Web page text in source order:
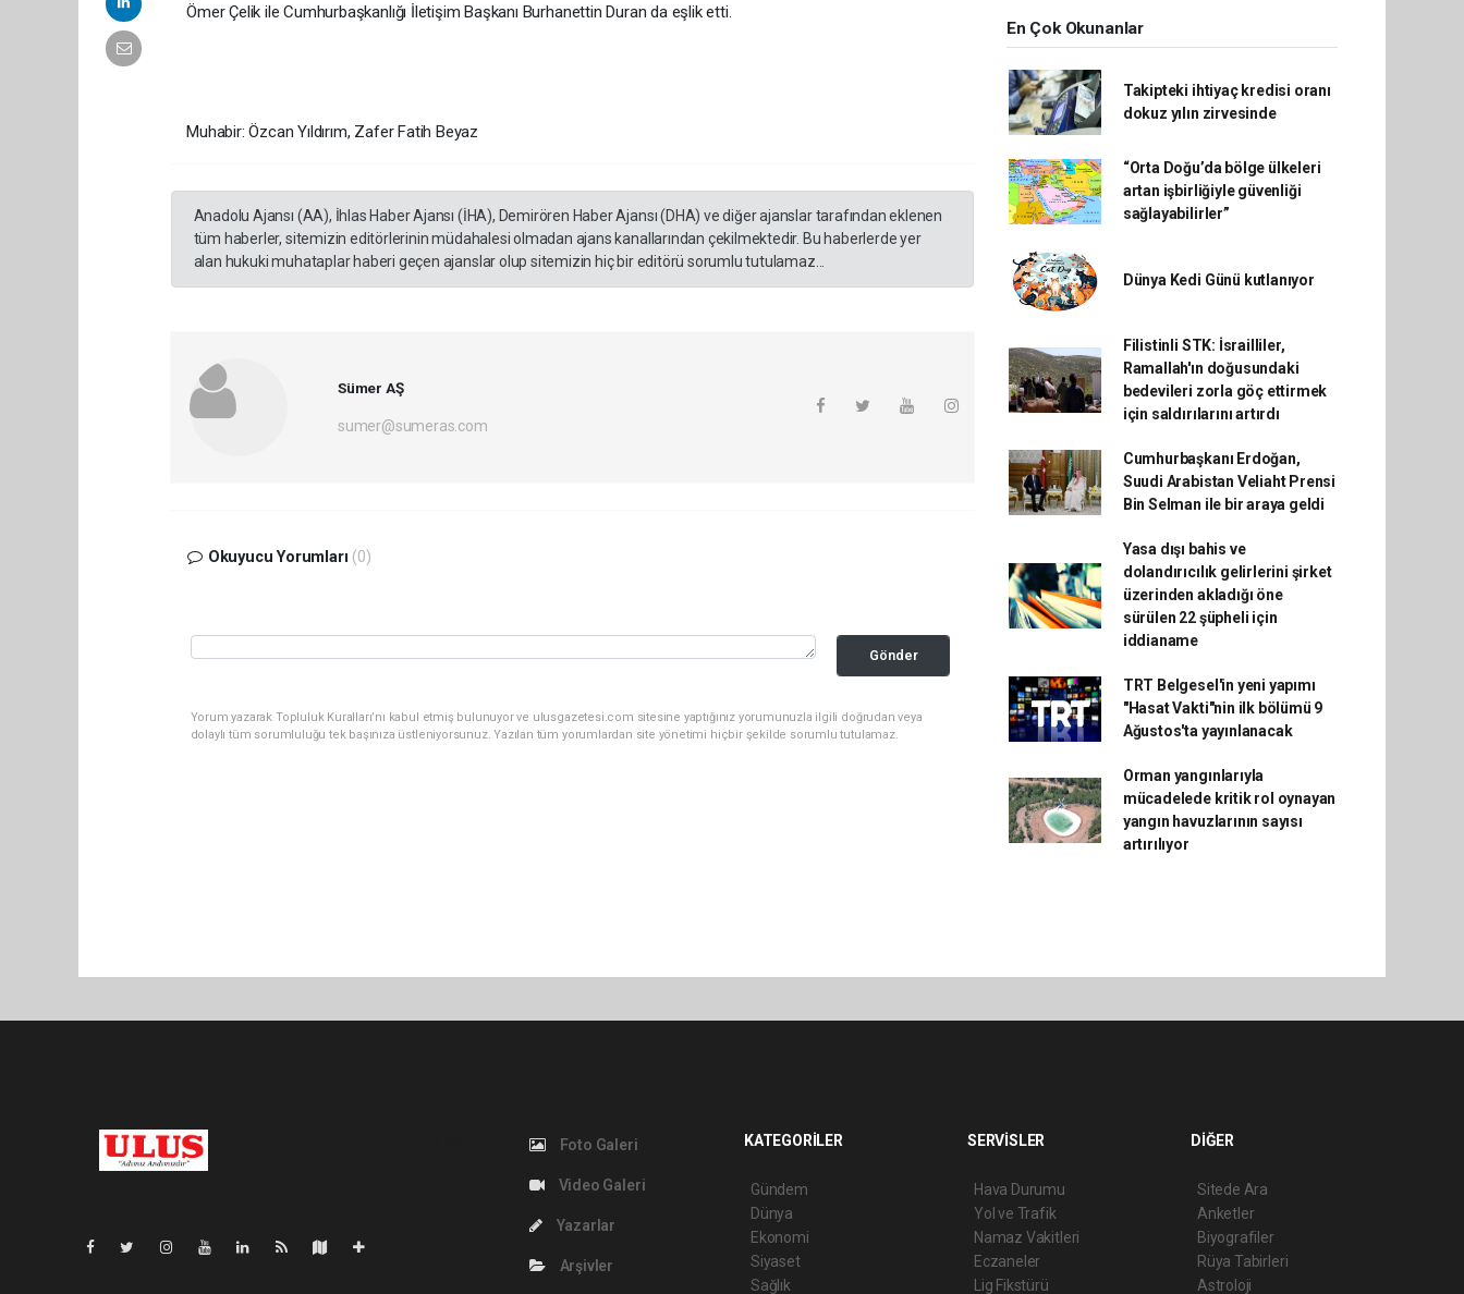
Ömer Çelik ile Cumhurbaşkanlığı İletişim Başkanı Burhanettin Duran da eşlik etti.
Muhabir: Özcan Yıldırım, Zafer Fatih Beyaz
Anadolu Ajansı (AA), İhlas Haber Ajansı (İHA), Demirören Haber Ajansı (DHA) ve diğer ajanslar tarafından eklenen
tüm haberler, sitemizin editörlerinin müdahalesi olmadan ajans kanallarından çekilmektedir. Bu haberlerde yer
alan hukuki muhataplar haberi geçen ajanslar olup sitemizin hiç bir editörü sorumlu tutulamaz...
Sümer AŞ
sumer@sumeras.com
Okuyucu Yorumları (0)
Gönder
Yorum yazarak Topluluk Kuralları’nı kabul etmiş bulunuyor ve ulusgazetesi.com sitesine yaptığınız yorumunuzla ilgili doğrudan veya
dolaylı tüm sorumluluğu tek başınıza üstleniyorsunuz. Yazılan tüm yorumlardan site yönetimi hiçbir şekilde sorumlu tutulamaz.
En Çok Okunanlar
Takipteki ihtiyaç kredisi oranı
dokuz yılın zirvesinde
“Orta Doğu’da bölge ülkeleri
artan işbirliğiyle güvenliği
sağlayabilirler”
Dünya Kedi Günü kutlanıyor
Filistinli STK: İsrailliler,
Ramallah'ın doğusundaki
bedevileri zorla göç ettirmek
için saldırılarını artırdı
Cumhurbaşkanı Erdoğan,
Suudi Arabistan Veliaht Prensi
Bin Selman ile bir araya geldi
Yasa dışı bahis ve
dolandırıcılık gelirlerini şirket
üzerinden akladığı öne
sürülen 22 şüpheli için
iddianame
TRT Belgesel'in yeni yapımı
"Hasat Vakti"nin ilk bölümü 9
Ağustos'ta yayınlanacak
Orman yangınlarıyla
mücadelede kritik rol oynayan
yangın havuzlarının sayısı
artırılıyor
Foto Galeri
Video Galeri
Yazarlar
Arşivler
KATEGORİLER
Gündem
Dünya
Ekonomi
Siyaset
Sağlık
SERVİSLER
Hava Durumu
Yol ve Trafik
Namaz Vakitleri
Eczaneler
Lig Fikstürü
DİĞER
Sitede Ara
Anketler
Biyografiler
Rüya Tabirleri
Astroloji